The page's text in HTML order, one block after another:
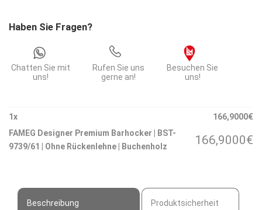
Rückenlehne
Buchenholz
Menge
Haben Sie Fragen?
Chatten Sie mit
uns!
Rufen Sie uns
gerne an!
Besuchen Sie
uns!
1x 166,9000€
FAMEG Designer Premium Barhocker | BST-
9739/61 | Ohne Rückenlehne | Buchenholz
166,9000€
Beschreibung Produktsicherheit